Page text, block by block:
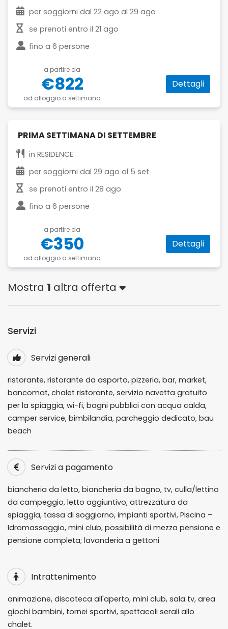
per soggiorni dal 22 ago al 29 ago
se prenoti entro il 21 ago
fino a 6 persone
a partire da
€822
ad alloggio a settimana
Dettagli
PRIMA SETTIMANA DI SETTEMBRE
in RESIDENCE
per soggiorni dal 29 ago al 5 set
se prenoti entro il 28 ago
fino a 6 persone
a partire da
€350
ad alloggio a settimana
Dettagli
Mostra 1 altra offerta
Servizi
Servizi generali
ristorante, ristorante da asporto, pizzeria, bar, market,
bancomat, chalet ristorante, servizio navetta gratuito
per la spiaggia, wi-fi, bagni pubblici con acqua calda,
camper service, bimbilandia, parcheggio dedicato, bau
beach
Servizi a pagamento
biancheria da letto, biancheria da bagno, tv, culla/lettino
da campeggio, letto aggiuntivo, attrezzatura da
spiaggia, tassa di soggiorno, impianti sportivi, Piscina –
Idromassaggio, mini club, possibilità di mezza pensione e
pensione completa; lavanderia a gettoni
Intrattenimento
animazione, discoteca all'aperto, mini club, sala tv, area
giochi bambini, tornei sportivi, spettacoli serali allo
chalet.